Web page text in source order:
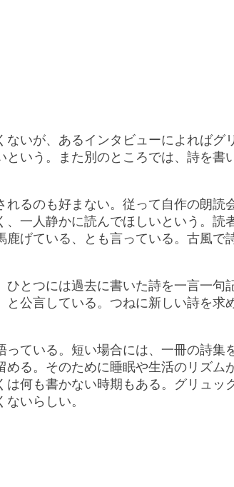
いが、あるインタビューによれば
いう。また別のところでは、詩を
るのも好まない。従って自作の朗
一人静かに読んでほしいという。
げている、とも言っている。古風
とつには過去に書いた詩を一言一
公言している。つねに新しい詩を
ている。短い場合には、一冊の詩
る。そのために睡眠や生活のリズ
何も書かない時期もある。グリュッ
いらしい。